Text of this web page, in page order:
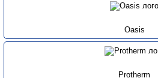
Oasis
Protherm